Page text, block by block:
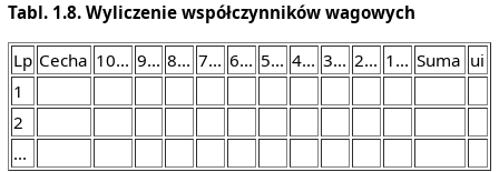
Tabl. 1.8. Wyliczenie współczynników wagowych
Lp Cecha 10... 9... 8... 7... 6... 5... 4... 3... 2... 1... Suma ui
1
2
...